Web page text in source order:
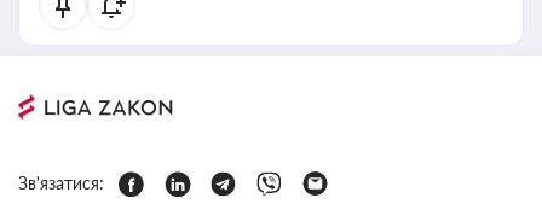
Зв'язатися: